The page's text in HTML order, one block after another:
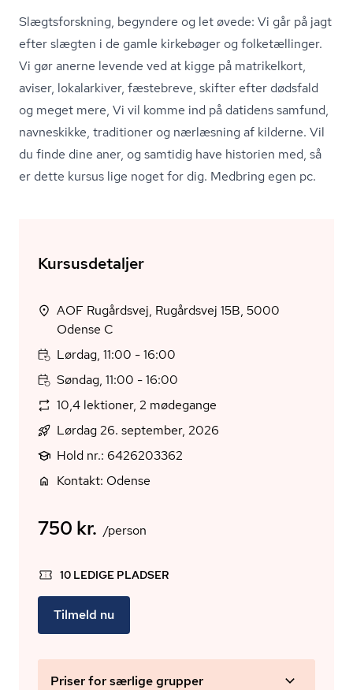
Slægts­forsk­ning, begyndere og let øvede: Vi går på jagt
efter slægten i de gamle kirkebøger og folketællinger.
Vi gør anerne levende ved at kigge på matrikelkort,
aviser, lokalarkiver, fæstebreve, skifter efter dødsfald
og meget mere, Vi vil komme ind på datidens samfund,
navneskikke, traditioner og nærlæsning af kilderne. Vil
du finde dine aner, og samtidig have historien med, så
er dette kursus lige noget for dig. Medbring egen pc.
Kursusdetaljer
AOF Rugårdsvej, Rugårdsvej 15B, 5000
Odense C
Lørdag, 11:00 - 16:00
Søndag, 11:00 - 16:00
10,4 lektioner, 2 mødegange
Lørdag 26. september, 2026
Hold nr.: 6426203362
Kontakt: Odense
750 kr. /person
10 LEDIGE PLADSER
Tilmeld nu
Priser for særlige grupper